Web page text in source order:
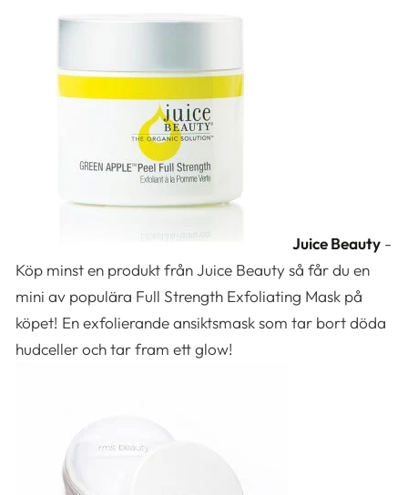
Juice Beauty -
Köp minst en produkt från Juice Beauty så får du en
mini av populära Full Strength Exfoliating Mask på
köpet! En exfolierande ansiktsmask som tar bort döda
hudceller och tar fram ett glow!